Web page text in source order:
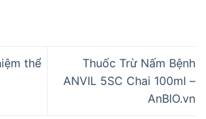
thể
Thuốc Trừ Nấm Bệnh
ANVIL 5SC Chai 100ml –
AnBIO.vn